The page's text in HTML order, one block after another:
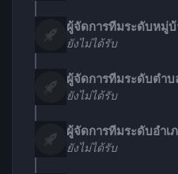
ผู้จัดการทีมระดับหมู่
ยังไม่ได้รับ
ผู้จัดการทีมระดับตำบ
ยังไม่ได้รับ
ผู้จัดการทีมระดับอำเ
ยังไม่ได้รับ